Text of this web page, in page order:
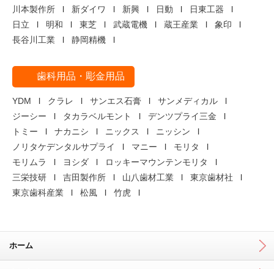
川本製作所
新ダイワ 新興 日動
日東工器
日立
明和 東芝 武蔵電機 蔵王産業
象印
長谷川工業
静岡精機
歯科用品・彫金用品
YDM クラレ サンエス石膏
サンメディカル
ジーシー
タカラベルモント
デンツプライ三金
トミー
ナカニシ ニックス
ニッシン
ノリタケデンタルサプライ
マニー
モリタ
モリムラ
ヨシダ
ロッキーマウンテンモリタ
三栄技研
吉田製作所 山八歯材工業
東京歯材社
東京歯科産業
松風 竹虎
ホーム